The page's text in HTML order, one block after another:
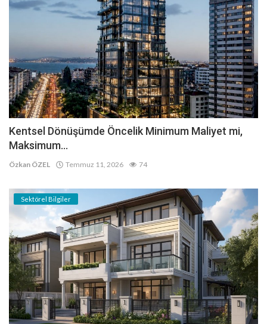
Kentsel Dönüşümde Öncelik Minimum Maliyet mi,
Maksimum...
Özkan ÖZEL Temmuz 11, 2026 74
Sektörel Bilgiler